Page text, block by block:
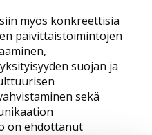
myös konkreettisia
päivittäistoimintojen
suojan ja
sekä
on ehdottanut